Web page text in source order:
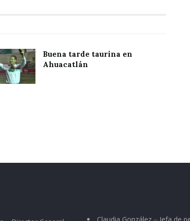
Buena tarde taurina en
Ahuacatlán